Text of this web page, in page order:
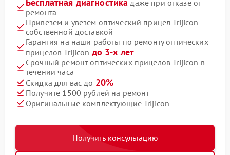
даже при отказе от
ремонта
Привезем и увезем оптический прицел Trijicon
собственной доставкой
Гарантия на наши работы по ремонту оптических
прицелов Trijicon до 3-х лет
Срочный ремонт оптических прицелов Trijicon в
течении часа
Скидка для вас до 20%
Получите 1500 рублей на ремонт
Оригинальные комплектующие Trijicon
Получить консультацию